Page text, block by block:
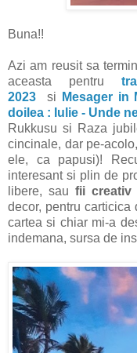
Buna!!
Azi am reusit sa
aceasta pentru
2023
si
Mesager in
doilea : Iulie - Unde
Rukkusu si Raza
cincinale, dar pe-
ele, ca papusi)!
interesant si plin de
libere, sau fii creativ
decor, pentru
cartea si chiar mi-a
indemana, sursa de